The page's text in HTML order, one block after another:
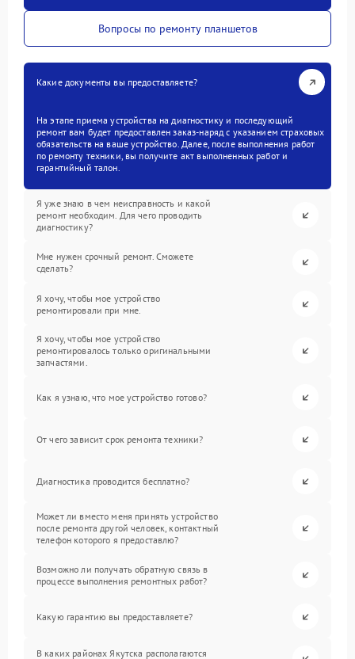
Вопросы по ремонту планшетов
Какие документы вы предоставляете?
На этапе приема устройства на диагностику и последующий
ремонт вам будет предоставлен заказ-наряд с указанием страховых
обязательств на ваше устройство. Далее, после выполнения работ
по ремонту техники, вы получите акт выполненных работ и
гарантийный талон.
Я уже знаю в чем неисправность и какой
ремонт необходим. Для чего проводить
диагностику?
Мне нужен срочный ремонт. Сможете
сделать?
Я хочу, чтобы мое устройство
ремонтировали при мне.
Я хочу, чтобы мое устройство
ремонтировалось только оригинальными
запчастями.
Как я узнаю, что мое устройство готово?
От чего зависит срок ремонта техники?
Диагностика проводится бесплатно?
Может ли вместо меня принять устройство
после ремонта другой человек, контактный
телефон которого я предоставлю?
Возможно ли получать обратную связь в
процессе выполнения ремонтных работ?
Какую гарантию вы предоставляете?
В каких районах Якутска располагаются